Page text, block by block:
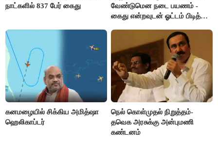
நாட்களில் 837 பேர் கைது
வேண்டுமென நடை பயணம் -
கைது என்றவுடன் ஓட்டம் பிடித்த
கனமழையில் சிக்கிய அமித்ஷா
ஹெலிகாப்டர்
நெல் கொள்முதல் நிறுத்தம்-
தவெக அரசுக்கு அன்புமணி
கண்டனம்